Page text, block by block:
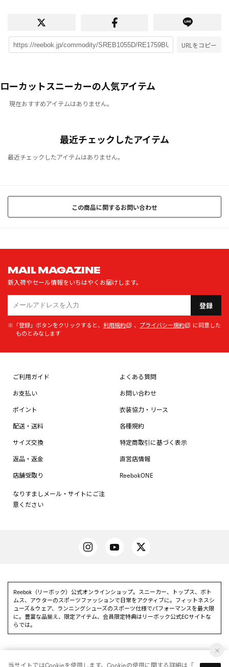
URLをコピー
ローカットスニーカーの人気アイテム
現在おすすめアイテムはありません。
最近チェックしたアイテム
最近チェックしたアイテムはありません。
この商品に関するお問い合わせ
MAIL MAGAZINE
新入荷やセール情報をいちはやくお届けします。
登録
※「登録」ボタンをクリックすると、 利用規約 、 プライバシー規約
に同意した
ものとみなします
ご利用ガイド
お支払い
ポイント
配送・送料
サイズ交換
返品・返金
店舗受取り
なりすましメール・サイトにご注
意ください
よくある質問
お問い合わせ
衣装協力・リース
各種規約
特定商取引に基づく表示
直営店情報
ReebokONE
Reebok（リーボック）公式オンラインショップ。スニーカー、トップス、ボト
ムス、アウターのスポーツファッションで日常をアクティブに。フィットネスシ
ューズ＆ウェア、ランニングシューズのスポーツ仕様でパフォーマンスを最大限
に。豊富な品揃え、限定アイテム、会員限定特典はリーボック公式ECサイトな
らでは。
当サイトではCookieを使用します。Cookieの使用に関する詳細は「